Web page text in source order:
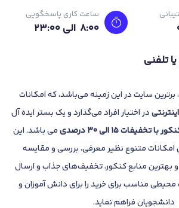
ساعت کاری پاسخگویی
8:00 الی 23:۰۰
تلفنی
، برترین سایت در این زمینه می‌باشد، که امکانات
اینترنتیدر اختیار افراد می‌گذارد و یک بستر ایده آل
تخفیفات 15 الی 30 درصدی
می باشد. این
امکانات متنوع نظیر معرفی، بررسی و مقایسه
منابع کنکور، تخفیف‌های جذاب و ارسال
محیطی مناسب برای خرید را برای دانش آموزان و
دانشجویان فراهم نماید.